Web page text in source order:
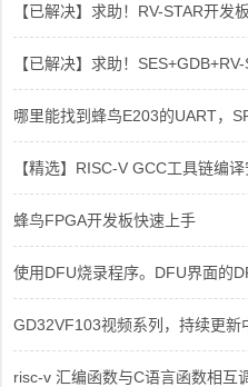
【已解决】求助！RV-STAR开
【已解决】求助！
哪里能找到蜂鸟E203的UART，
【精选】RISC-V GCC工具链编
蜂鸟FPGA开发板快速上手
使用DFU烧录程序。DFU界面的
GD32VF103视频系列，持续更新
risc-v 汇编函数与C语言函数相互